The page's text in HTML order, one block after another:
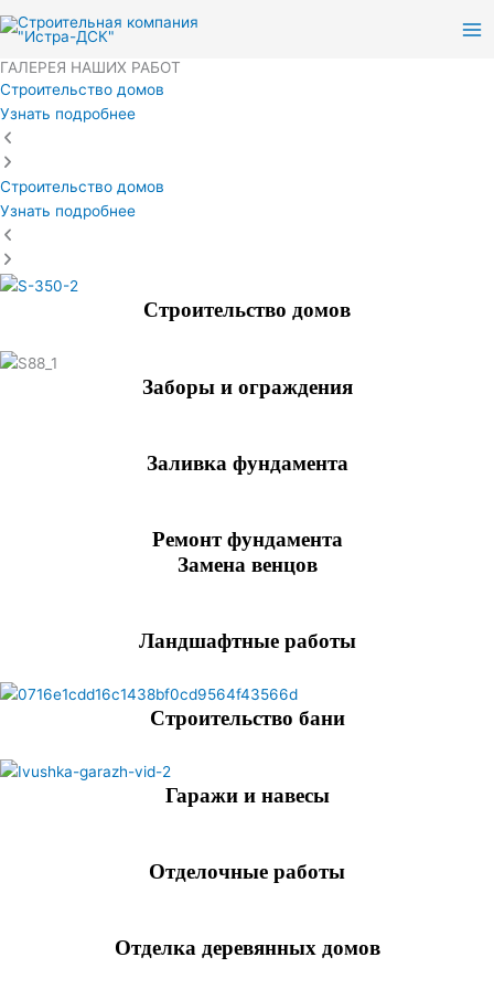
к
содержимому
ГАЛЕРЕЯ НАШИХ РАБОТ
Строительство домов
Узнать подробнее
Строительство домов
Узнать подробнее
Строительство домов
Заборы и ограждения
Заливка фундамента
Ремонт фундамента
Замена венцов
Ландшафтные работы
Строительство бани
Гаражи и навесы
Отделочные работы
Отделка деревянных домов